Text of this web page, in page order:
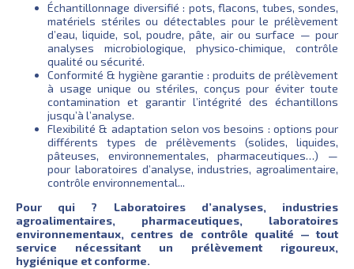
Échantillonnage diversifié : pots, flacons, tubes, sondes,
matériels stériles ou détectables pour le prélèvement
d’eau, liquide, sol, poudre, pâte, air ou surface — pour
analyses microbiologique, physico‑chimique, contrôle
qualité ou sécurité.
Conformité & hygiène garantie : produits de prélèvement
à usage unique ou stériles, conçus pour éviter toute
contamination et garantir l’intégrité des échantillons
jusqu’à l’analyse.
Flexibilité & adaptation selon vos besoins : options pour
différents types de prélèvements (solides, liquides,
pâteuses, environnementales, pharmaceutiques…) —
pour laboratoires d’analyse, industries, agroalimentaire,
contrôle environnemental...
Pour qui ? Laboratoires d’analyses, industries
agroalimentaires, pharmaceutiques, laboratoires
environnementaux, centres de contrôle qualité — tout
service nécessitant un prélèvement rigoureux,
hygiénique et conforme.